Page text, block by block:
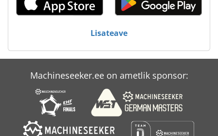
Pöörleva Die Lõikur
Lisateave
Machineseeker.ee on ametlik sponsor: